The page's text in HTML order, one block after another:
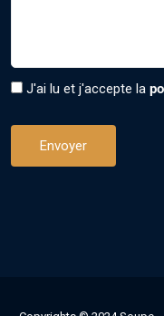
J'ai lu et j'accepte la